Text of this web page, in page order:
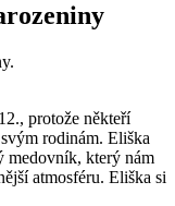
protože někteří
rodinám. Eliška
medovník, který nám
atmosféru. Eliška si